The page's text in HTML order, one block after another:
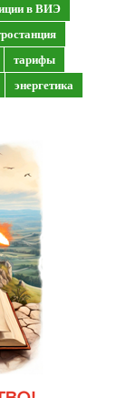
в ВИЭ
тарифы
энергетика